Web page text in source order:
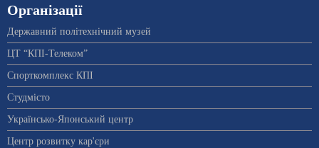
Організації
Державний політехнічний музей
ЦТ “КПІ-Телеком”
Спорткомплекс КПІ
Студмісто
Українсько-Японський центр
Центр розвитку кар'єри